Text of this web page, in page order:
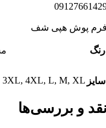
پوش هپی شف
رنگ
سایز 3XL, 4XL, L, M, XL
و بررسی‌ها